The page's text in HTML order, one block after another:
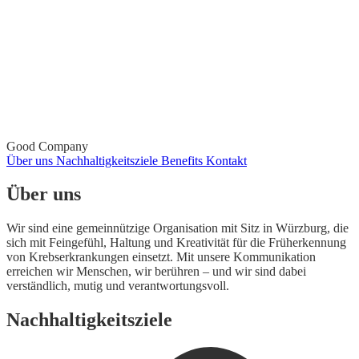
Good Company
Über uns Nachhaltigkeitsziele Benefits Kontakt
Über uns
Wir sind eine gemeinnützige Organisation mit Sitz in Würzburg, die
sich mit Feingefühl, Haltung und Kreativität für die Früherkennung
von Krebserkrankungen einsetzt. Mit unsere Kommunikation
erreichen wir Menschen, wir berühren – und wir sind dabei
verständlich, mutig und verantwortungsvoll.
Nachhaltigkeitsziele